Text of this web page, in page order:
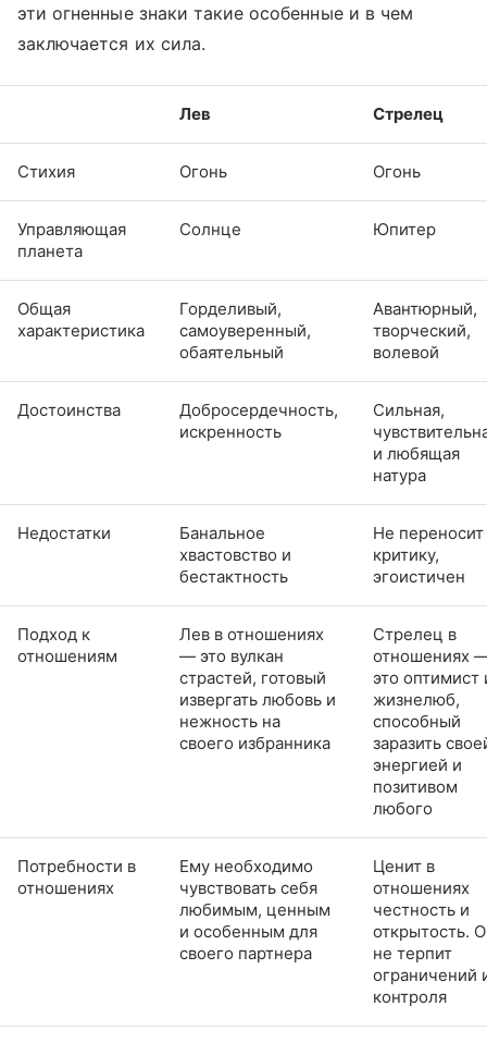
эти огненные знаки такие особенные и в чем
заключается их сила.
Лев Стрелец
Стихия Огонь Огонь
Управляющая
планета
Солнце Юпитер
Общая
характеристика
Горделивый,
самоуверенный,
обаятельный
Авантюрный,
творческий,
волевой
Достоинства
Добросердечность,
искренность
Сильная,
и любящая
натура
Недостатки
Банальное
хвастовство и
бестактность
Не переносит
критику,
эгоистичен
Подход к
отношениям
Лев в отношениях
— это вулкан
страстей, готовый
извергать любовь и
нежность на
своего избранника
Стрелец в
отношениях
это оптимист
жизнелюб,
способный
заразить
энергией и
позитивом
любого
Потребности в
отношениях
Ему необходимо
чувствовать себя
любимым, ценным
и особенным для
своего партнера
Ценит в
отношениях
честность и
открытость.
не терпит
ограничений
контроля